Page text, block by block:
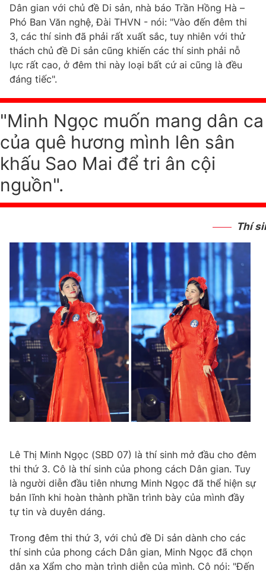
Dân gian với chủ đề Di sản, nhà báo Trần Hồng Hà –
Phó Ban Văn nghệ, Đài THVN - nói: "Vào đến đêm thi
3, các thí sinh đã phải rất xuất sắc, tuy nhiên với thử
thách chủ đề Di sản cũng khiến các thí sinh phải nỗ
lực rất cao, ở đêm thi này loại bất cứ ai cũng là đều
đáng tiếc".
"Minh Ngọc muốn mang dân ca
của quê hương mình lên sân
khấu Sao Mai để tri ân cội
nguồn".
Thí
Lê Thị Minh Ngọc (SBD 07) là thí sinh mở đầu cho đêm
thi thứ 3. Cô là thí sinh của phong cách Dân gian. Tuy
là người diễn đầu tiên nhưng Minh Ngọc đã thể hiện sự
bản lĩnh khi hoàn thành phần trình bày của mình đầy
tự tin và duyên dáng.
Trong đêm thi thứ 3, với chủ đề Di sản dành cho các
thí sinh của phong cách Dân gian, Minh Ngọc đã chọn
dân xa Xẩm cho màn trình diễn của mình. Cô nói: "Đến